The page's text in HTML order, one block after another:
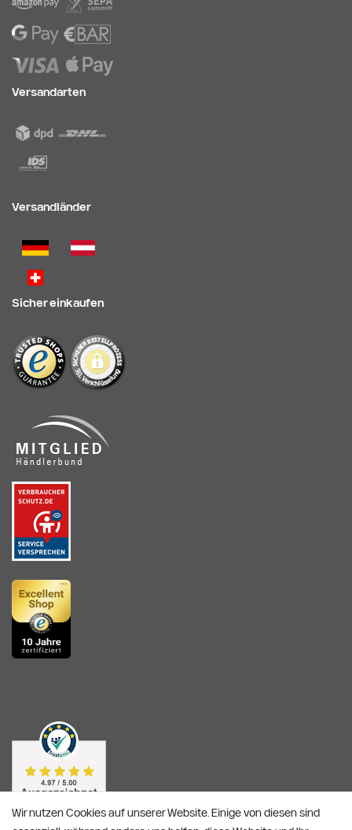
Versandarten
Versandländer
Sicher einkaufen
Wir nutzen Cookies auf unserer Website. Einige von diesen sind